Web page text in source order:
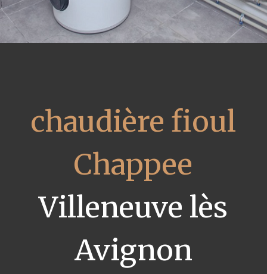
chaudière fioul
Chappee
Villeneuve lès
Avignon